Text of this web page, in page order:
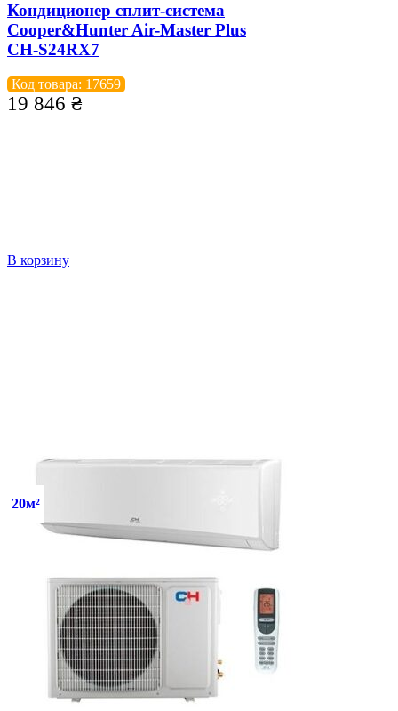
Кондиционер сплит-система
Cooper&Hunter Air-Master Plus
CH-S24RX7
Код товара: 17659
19 846 ₴
В корзину
20м²